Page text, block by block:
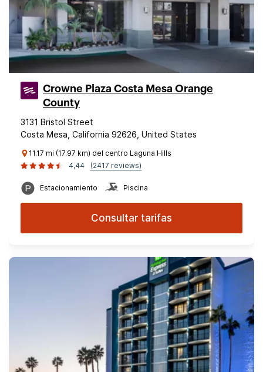
Crowne Plaza Costa Mesa Orange
County
3131 Bristol Street
Costa Mesa, California 92626, United States
11.17 mi (17.97 km) del centro Laguna Hills
4,44
(2417 reviews)
Estacionamiento Piscina
Consultar tarifas